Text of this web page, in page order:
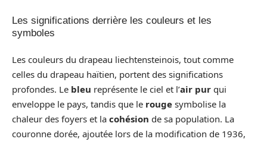
Les significations derrière les couleurs et les
symboles
Les couleurs du drapeau liechtensteinois, tout comme
celles du drapeau haïtien, portent des significations
profondes. Le bleu représente le ciel et l’air pur qui
enveloppe le pays, tandis que le rouge symbolise la
chaleur des foyers et la cohésion de sa population. La
couronne dorée, ajoutée lors de la modification de 1936,